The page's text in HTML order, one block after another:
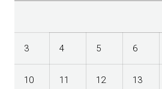
3 4 5 6
10 11 12 13